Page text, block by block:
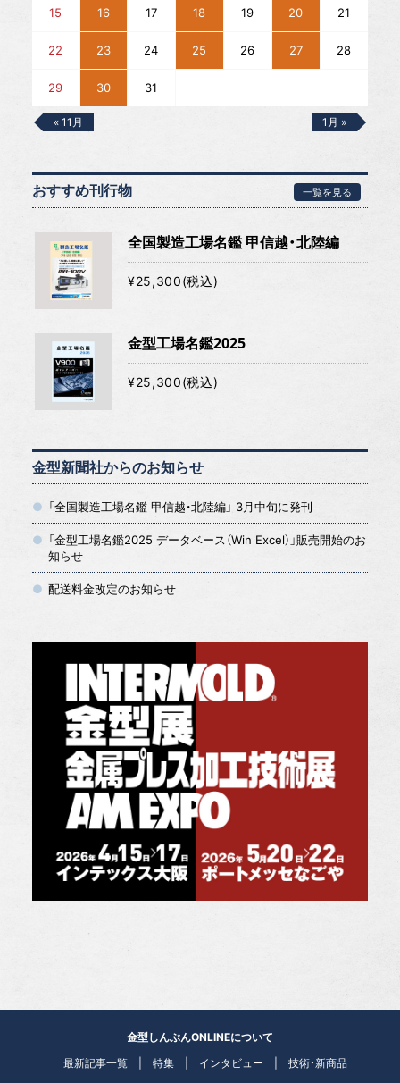
15 16 17 18 19 20 21
22 23 24 25 26 27 28
29 30 31
« 11月 1月 »
おすすめ刊行物 一覧を見る
全国製造工場名鑑 甲信越・北陸編
¥25,300(税込)
金型工場名鑑2025
¥25,300(税込)
金型新聞社からのお知らせ
「全国製造工場名鑑 甲信越・北陸編」 3月中旬に発刊
「金型工場名鑑2025 データベース（Win Excel）」販売開始のお
知らせ
配送料金改定のお知らせ
金型しんぶんONLINEについて
最新記事一覧
特集 インタビュー 技術・新商品